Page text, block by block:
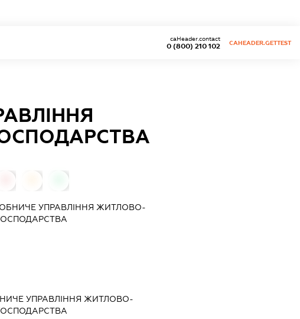
0 (800) 210 102
caHeader.contact
CAHEADER.GETTEST
УПРАВЛІННЯ ЖИТЛОВО-
УПРАВЛІННЯ ЖИТЛОВО-